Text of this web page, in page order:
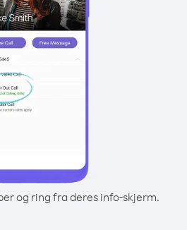
og ring fra deres info-skjerm.